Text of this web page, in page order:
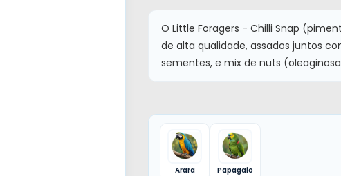
O Little Foragers - Chilli Snap
de alta qualidade, assados juntos
sementes, e mix de nuts
Arara Papagaio